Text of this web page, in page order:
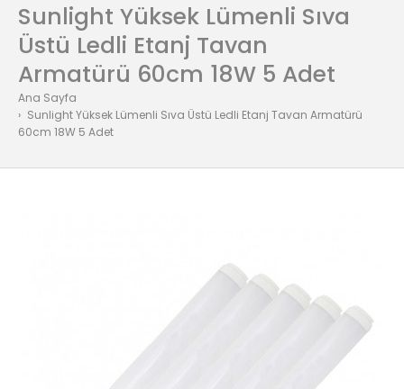
Sunlight Yüksek Lümenli Sıva
Üstü Ledli Etanj Tavan
Armatürü 60cm 18W 5 Adet
Ana Sayfa
Sunlight Yüksek Lümenli Sıva Üstü Ledli Etanj Tavan Armatürü
60cm 18W 5 Adet